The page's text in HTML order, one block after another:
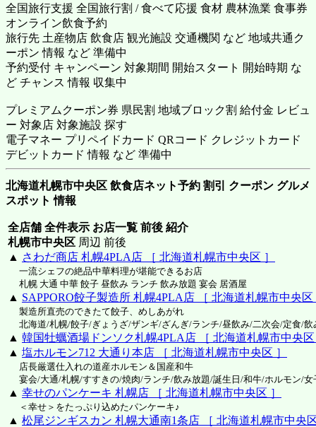
全国旅行支援 全国旅行割 / 食べて応援 食材 農林漁業 食事券
オンライン飲食予約
旅行先 土産物店 飲食店 観光施設 交通機関 など 地域共通ク
ーポン 情報 など 準備中
予約受付 キャンペーン 対象期間 開始スタート 開始時期 な
ど チャンス 情報 収集中
プレミアムクーポン券 県民割 地域ブロック割 給付金 レビュ
ー 対象店 対象施設 探す
電子マネー プリペイドカード QRコード クレジットカード
デビットカード 情報 など 準備中
北海道札幌市中央区 飲食店ネット予約 割引 クーポン グルメ
スポット 情報
全店舗 全件表示 お店一覧 前後 紹介
札幌市中央区 周辺 前後
▲ さわだ商店 札幌4PLA店 ［ 北海道札幌市中央区 ］
一流シェフの絶品中華料理が堪能できるお店
札幌 大通 中華 餃子 昼飲み ランチ 飲み放題 宴会 居酒屋
▲ SAPPORO餃子製造所 札幌4PLA店 ［ 北海道札幌市中央区
製造所直売のできたて餃子、めしあがれ
北海道/札幌/餃子/ぎょうざ/ザンギ/ざんぎ/ランチ/昼飲み/二次会/定食/飲
▲ 韓国牡蠣酒場ドンソク札幌4PLA店 ［ 北海道札幌市中央
▲ 塩ホルモン712 大通り本店 ［ 北海道札幌市中央区 ］
店長厳選仕入れの道産ホルモン＆国産和牛
宴会/大通/札幌/すすきの/焼肉/ランチ/飲み放題/誕生日/和牛/ホルモン/女
▲ 幸せのパンケーキ 札幌店 ［ 北海道札幌市中央区 ］
＜幸せ＞をたっぷり込めたパンケーキ♪
▲ 松尾ジンギスカン 札幌大通南1条店 ［ 北海道札幌市中央